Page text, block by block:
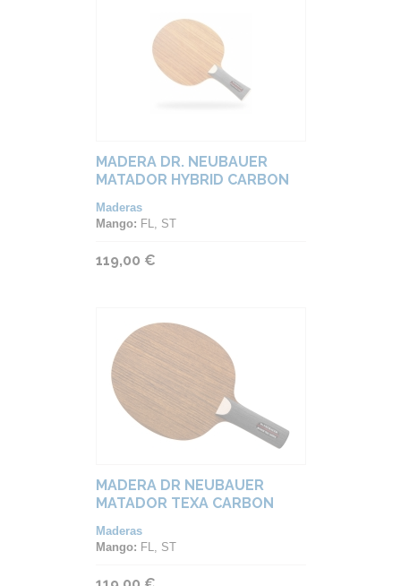
MADERA DR. NEUBAUER
MATADOR HYBRID CARBON
Maderas
Mango: FL, ST
119,00 €
MADERA DR NEUBAUER
MATADOR TEXA CARBON
Maderas
Mango: FL, ST